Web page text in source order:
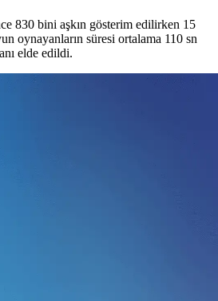
830 bini aşkın gösterim edilirken 15
oynayanların süresi ortalama 110 sn
elde edildi.